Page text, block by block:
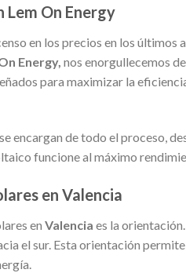
On Energy
en los precios en los últimos
Energy, nos enorgullecemos
para maximizar la
encargan de todo el proceso,
funcione al máximo
en Valencia
en Valencia es la
el sur. Esta orientación